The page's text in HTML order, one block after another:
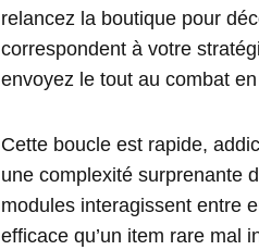
relancez la boutique pour
correspondent à votre
envoyez le tout au combat
Cette boucle est rapide,
une complexité surprenante
modules interagissent entre
efficace qu’un item rare mal